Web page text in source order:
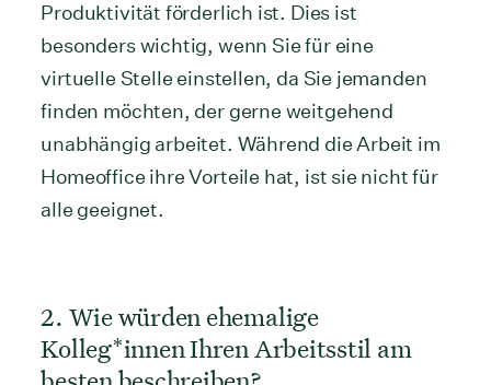
Produktivität förderlich ist. Dies ist
besonders wichtig, wenn Sie für eine
virtuelle Stelle einstellen, da Sie jemanden
finden möchten, der gerne weitgehend
unabhängig arbeitet. Während die Arbeit im
Homeoffice ihre Vorteile hat, ist sie nicht für
alle geeignet.
2. Wie würden ehemalige
Kolleg*innen Ihren Arbeitsstil am